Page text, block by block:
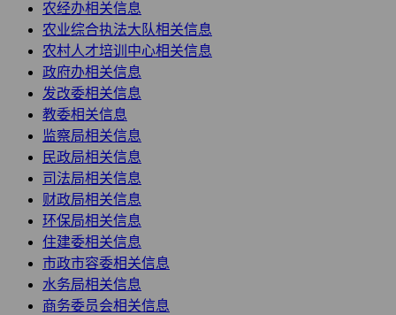
农经办相关信息
农业综合执法大队相关信息
农村人才培训中心相关信息
政府办相关信息
发改委相关信息
教委相关信息
监察局相关信息
民政局相关信息
司法局相关信息
财政局相关信息
环保局相关信息
住建委相关信息
市政市容委相关信息
水务局相关信息
商务委员会相关信息